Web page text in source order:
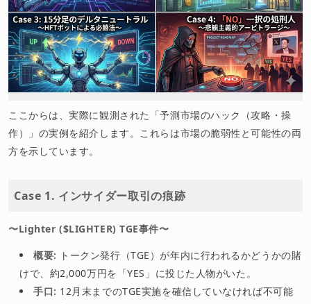
ここからは、実際に観測された「予測市場のハック（攻略・操
作）」の実例を紹介します。これらは市場の脆弱性と可能性の両
方を示しています。
Case 1. インサイダー取引の痕跡
〜Lighter ($LIGHTER) TGE事件〜
概要: トークン発行（TGE）が年内に行われるかどうかの賭
けで、約2,000万円を「YES」に投じた人物がいた。
手口: 12月末までのTGE実施を確信していなければ不可能